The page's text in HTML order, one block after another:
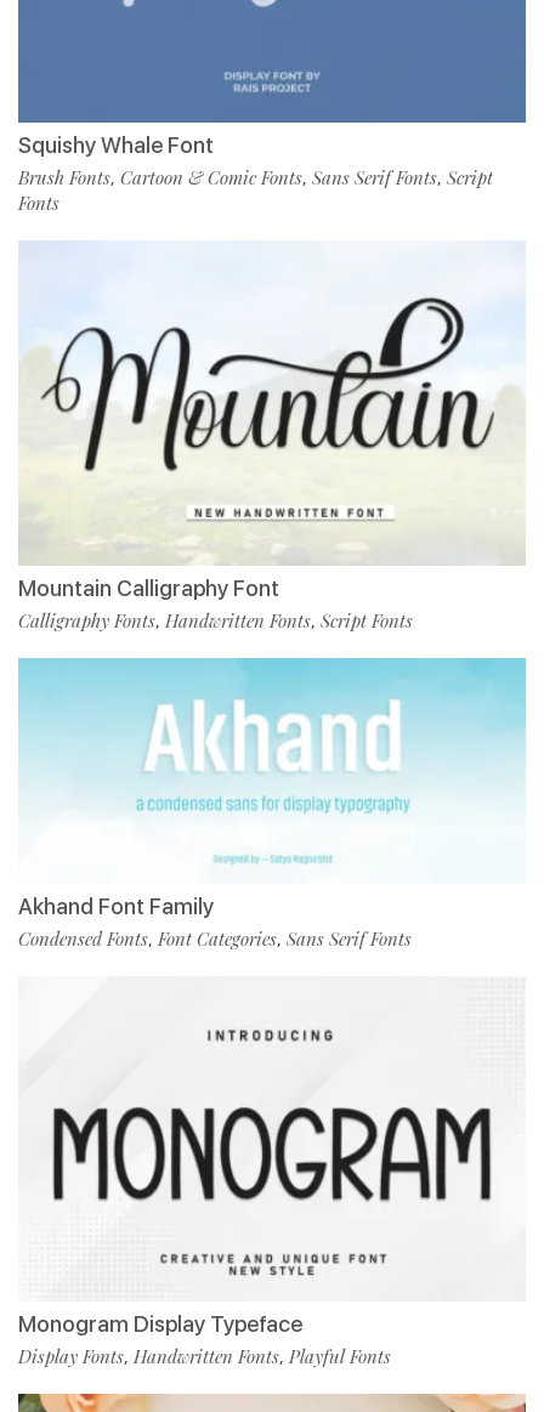
Squishy Whale Font
Brush Fonts, Cartoon & Comic Fonts, Sans Serif Fonts, Script
Fonts
Mountain Calligraphy Font
Calligraphy Fonts, Handwritten Fonts, Script Fonts
Akhand Font Family
Condensed Fonts,Font Categories, Sans Serif Fonts
Monogram Display Typeface
Display Fonts, Handwritten Fonts, Playful Fonts